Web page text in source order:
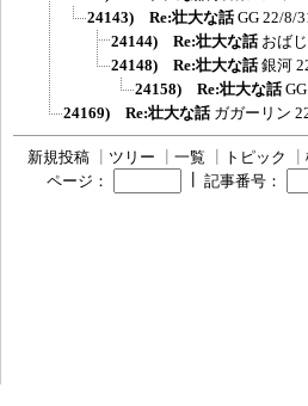
24143) Re:壮大な話 GG 22/8/
24144) Re:壮大な話 おば
24148) Re:壮大な話 銀河
24158) Re:壮大な話 GG
24169) Re:壮大な話 ガガーリン
新規投稿 ツリー 一覧 トピック
ページ：
記事番号：